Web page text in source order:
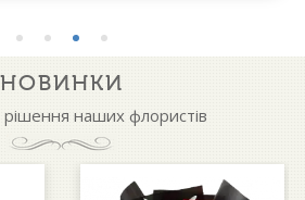
НОВИНКИ
рішення наших флористів